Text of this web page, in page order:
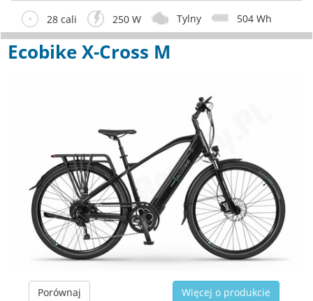
28 cali 250 W Tylny 504 Wh
Ecobike X-Cross M
Porównaj
Więcej o produkcie